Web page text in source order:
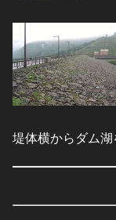
堤体横からダム湖